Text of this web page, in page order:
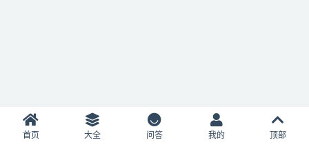
首页 大全 问答 我的 顶部